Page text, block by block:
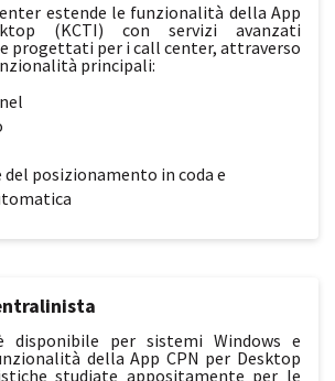
estende le funzionalità della App
(KCTI) con servizi avanzati
progettati per i call center, attraverso
principali:
posizionamento in coda e
disponibile per sistemi Windows e
della App CPN per Desktop
studiate appositamente per le